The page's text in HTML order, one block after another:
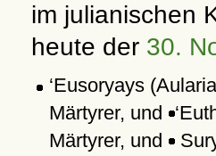
im julianischen
heute der 30.
‘Eusoryays
Märtyrer, und
Märtyrer, und